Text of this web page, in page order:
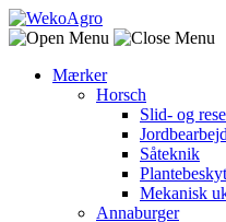
Mærker
Horsch
Slid- og
Såteknik
Mekanisk
Annaburger